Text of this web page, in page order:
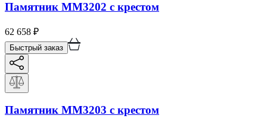
Памятник ММ3202 с крестом
62 658 ₽
Быстрый заказ
Памятник ММ3203 с крестом